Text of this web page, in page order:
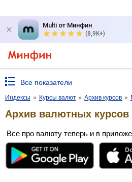
Multi от Минфин
(8,9K+)
Все показатели
Индексы » Курсы валют » Архив курсов »
Архив валютных курсов
Все про валюту теперь и в